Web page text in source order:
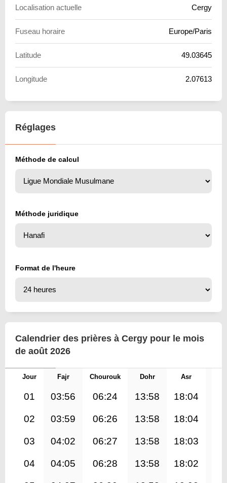
Localisation actuelle Cergy
Fuseau horaire Europe/Paris
Latitude 49.03645
Longitude 2.07613
Réglages
Méthode de calcul
Méthode juridique
Format de l'heure
Calendrier des prières à Cergy pour le mois
de août 2026
Jour Fajr Chourouk Dohr Asr
01 03:56 06:24 13:58 18:04
02 03:59 06:26 13:58 18:04
03 04:02 06:27 13:58 18:03
04 04:05 06:28 13:58 18:02